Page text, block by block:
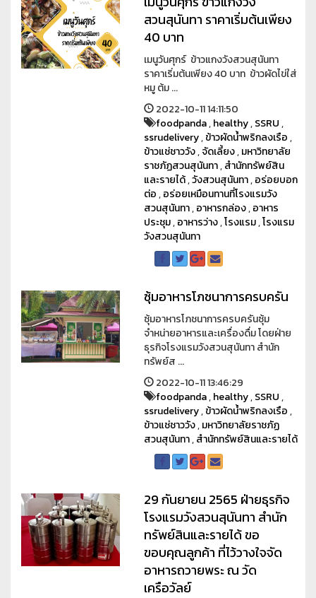
สวนสุนันทา ราคาเริ่มต้นเพียง
40 บาท
เมนูวันศุกร์ ข้าวแกงวังสวนสุนันทา
ราคาเริ่มต้นเพียง 40 บาท ข้าวผัดไข่ใส่
หมู ต้ม ...
2022-10-11 14:11:50
foodpanda,healthy,SSRU,
ssrudelivery,ข้าวผัดน้ำพริกลงเรือ,
ข้าวแช่ชาววัง,จัดเลี้ยง,มหาวิทยาลัย
ราชภัฏสวนสุนันทา,สำนักทรัพย์สิน
และรายได้,วังสวนสุนันทา,อร่อยบอก
ต่อ,อร่อยเหมือนทานที่โรงแรมวัง
สวนสุนันทา,อาหารกล่อง,อาหาร
ประชุม,อาหารว่าง,โรงแรม,โรงแรม
วังสวนสุนันทา
ซุ้มอาหารโภชนาการครบครัน
ซุ้มอาหารโภชนาการครบครันซุ้ม
จำหน่ายอาหารและเครื่องดื่ม โดยฝ่าย
ธุรกิจโรงแรมวังสวนสุนันทา สำนัก
ทรัพย์ส ...
2022-10-11 13:46:29
foodpanda,healthy,SSRU,
ssrudelivery,ข้าวผัดน้ำพริกลงเรือ,
ข้าวแช่ชาววัง,มหาวิทยาลัยราชภัฏ
สวนสุนันทา,สำนักทรัพย์สินและรายได้
29 กันยายน 2565 ฝ่ายธุรกิจ
โรงแรมวังสวนสุนันทา สำนัก
ทรัพย์สินและรายได้ ขอ
ขอบคุณลูกค้า ที่ไว้วางใจจัด
อาหารถวายพระ ณ วัด
เครือวัลย์